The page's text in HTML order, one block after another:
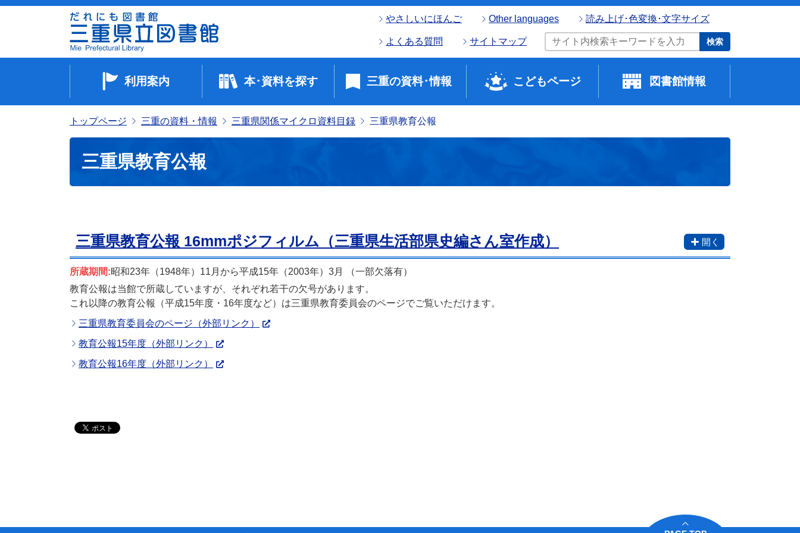
やさしいにほんご Other languages 読み上げ･色変換･文字サイズ
よくある質問 サイトマップ 検索
利用案内 本･資料を探す 三重の資料･情報 こどもページ 図書館情報
トップページ 三重の資料・情報 三重県関係マイクロ資料目録 三重県教育公報
三重県教育公報
三重県教育公報 16mmポジフィルム（三重県生活部県史編さん室作成）
所蔵期間:昭和23年（1948年）11月から平成15年（2003年）3月 （一部欠落有）
教育公報は当館で所蔵していますが、それぞれ若干の欠号があります。
これ以降の教育公報（平成15年度・16年度など）は三重県教育委員会のページでご覧いただけます。
三重県教育委員会のページ（外部リンク）
教育公報15年度（外部リンク）
教育公報16年度（外部リンク）